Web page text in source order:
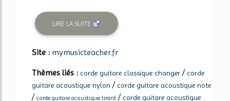
LIRE LA SUITE
Site : mymusicteacher.fr
Thèmes liés : corde guitare classique changer /corde
guitare acoustique nylon /corde guitare acoustique note
/ corde guitare acoustique tirant /corde guitare acoustique